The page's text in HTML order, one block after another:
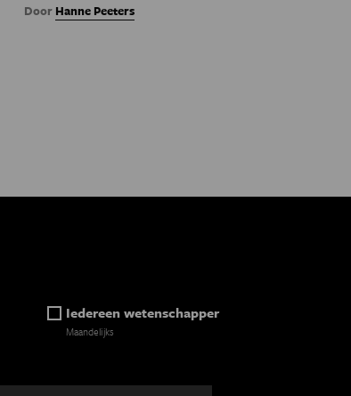
Door Hanne Peeters
Iedereen wetenschapper
Maandelijks